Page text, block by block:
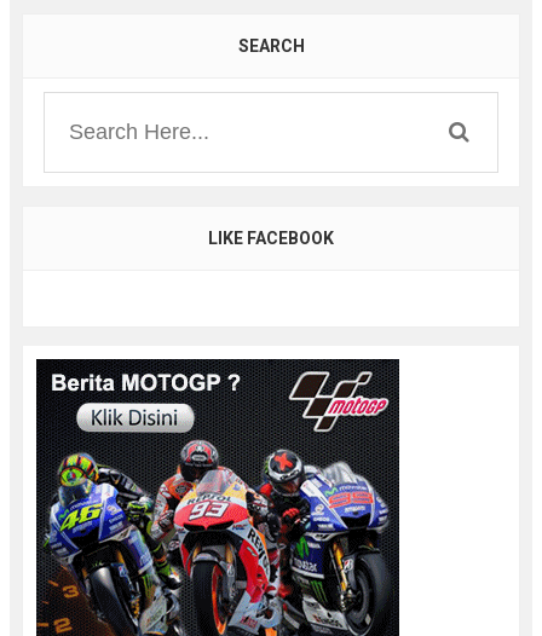
SEARCH
LIKE FACEBOOK